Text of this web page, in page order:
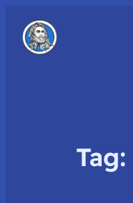
Tag: